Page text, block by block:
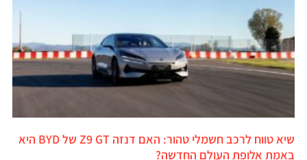
שיא טווח לרכב חשמלי טהור: האם דנזה Z9 GT של BYD היא
באמת אלופת העולם החדשה?